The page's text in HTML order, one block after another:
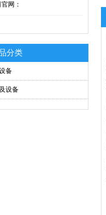
网：
分类
备
设备